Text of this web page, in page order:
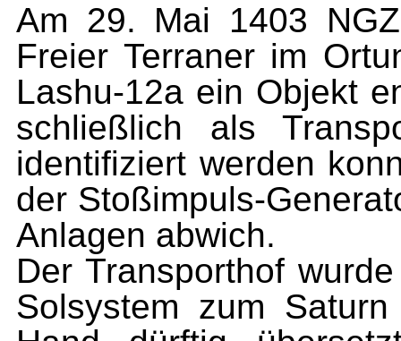
Am 29. Mai 1403
Freier Terraner im
Lashu-12a ein Objekt
schließlich als
identifiziert werden
der Stoßimpuls-
Anlagen abwich.
Der Transporthof
Solsystem zum